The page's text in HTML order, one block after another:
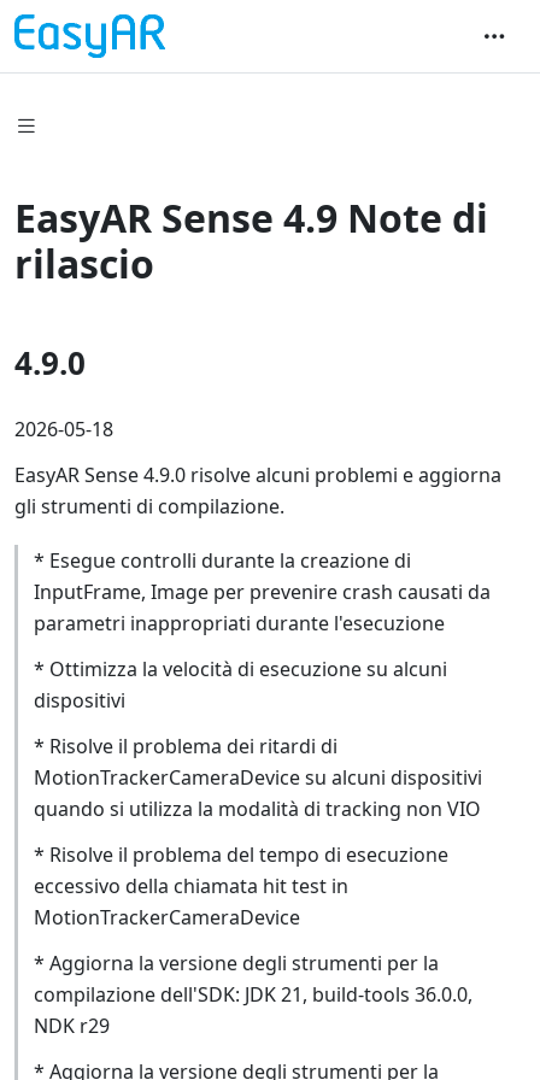
EasyAR Sense 4.9 Note di
rilascio
4.9.0
2026-05-18
EasyAR Sense 4.9.0 risolve alcuni problemi e aggiorna
gli strumenti di compilazione.
* Esegue controlli durante la creazione di
InputFrame, Image per prevenire crash causati da
parametri inappropriati durante l'esecuzione
* Ottimizza la velocità di esecuzione su alcuni
dispositivi
* Risolve il problema dei ritardi di
MotionTrackerCameraDevice su alcuni dispositivi
quando si utilizza la modalità di tracking non VIO
* Risolve il problema del tempo di esecuzione
eccessivo della chiamata hit test in
MotionTrackerCameraDevice
* Aggiorna la versione degli strumenti per la
compilazione dell'SDK: JDK 21, build-tools 36.0.0,
NDK r29
* Aggiorna la versione degli strumenti per la